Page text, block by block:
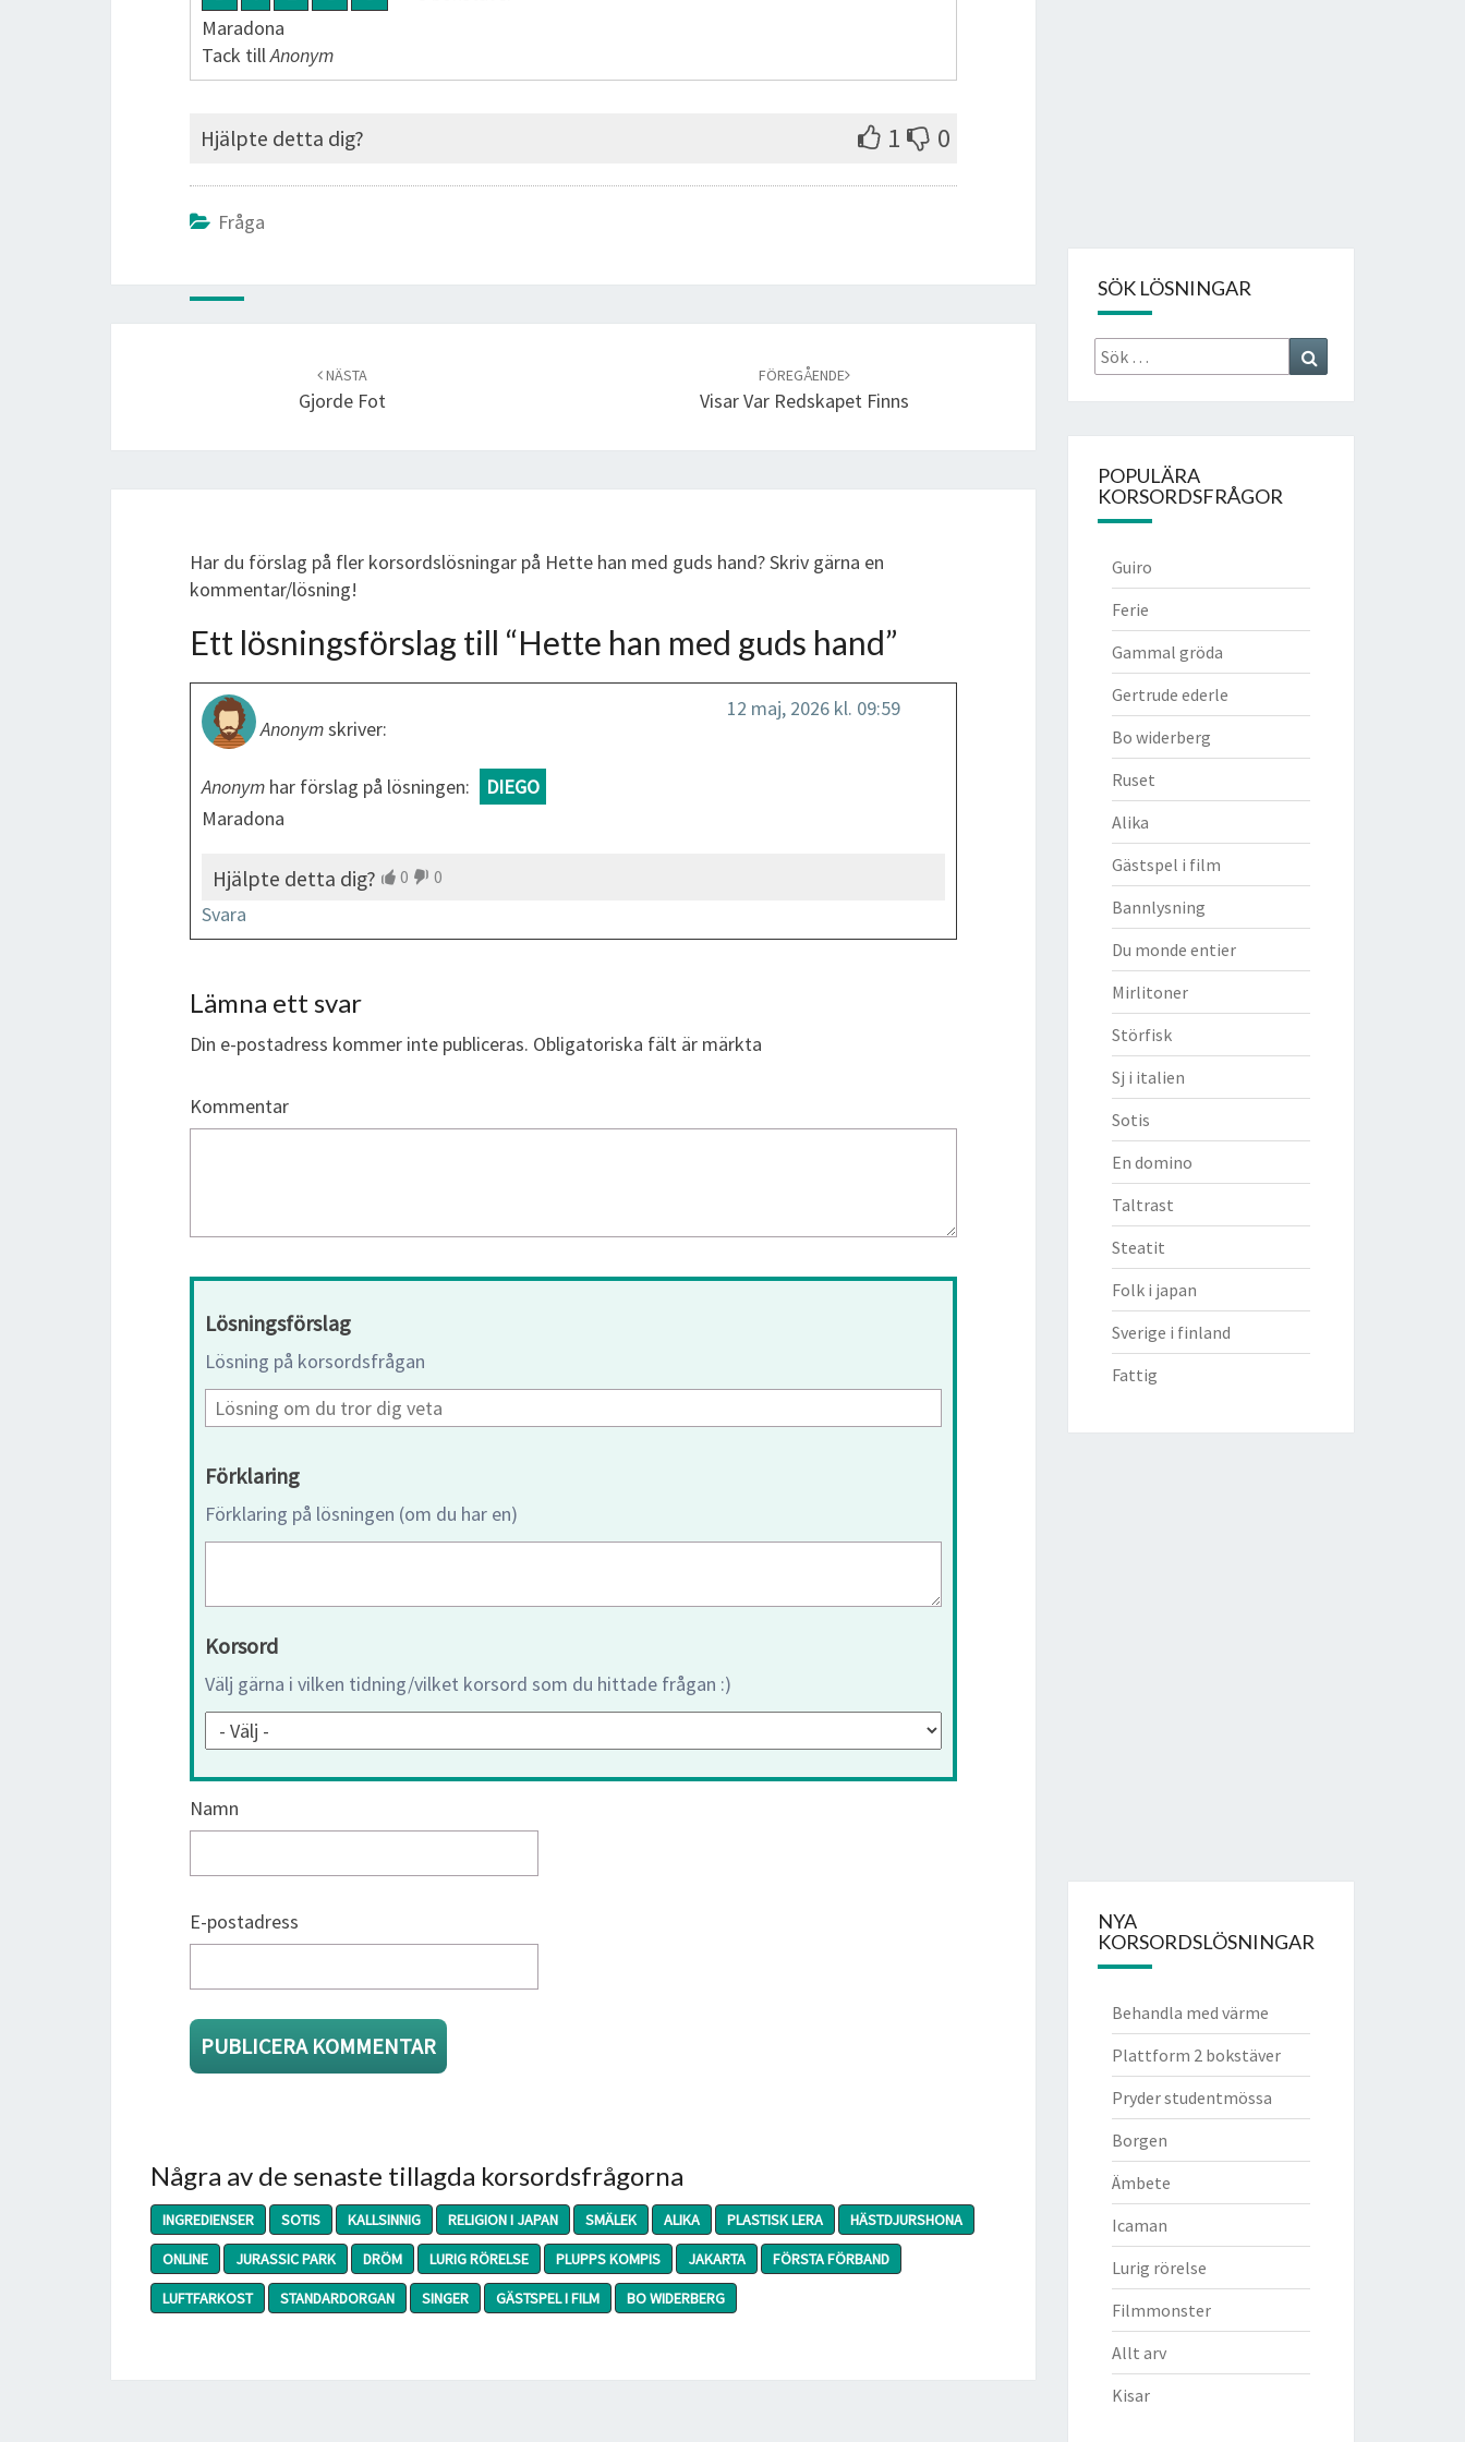
Maradona
Tack tillAnonym
Hjälpte detta dig? 1 0
Fråga
NÄSTA
Gjorde Fot
FÖREGÅENDE
Visar Var Redskapet Finns
Har du förslag på fler korsordslösningar på Hette han med guds hand? Skriv gärna en
kommentar/lösning!
Ett lösningsförslag till “Hette han med guds hand”
Anonymskriver:
12 maj, 2026 kl. 09:59
Anonym har förslag på lösningen:
DIEGO
Maradona
Hjälpte detta dig? 0 0
Svara
Lämna ett svar
Din e-postadress kommer inte publiceras. Obligatoriska fält är märkta
Kommentar
Lösningsförslag
Lösning på korsordsfrågan
Förklaring
Förklaring på lösningen (om du har en)
Korsord
Välj gärna i vilken tidning/vilket korsord som du hittade frågan :)
Namn
E-postadress
Några av de senaste tillagda korsordsfrågorna
INGREDIENSER SOTIS KALLSINNIG RELIGION I JAPAN SMÄLEK ALIKA PLASTISK LERA
HÄSTDJURSHONA
ONLINE
JURASSIC PARK DRÖM LURIG RÖRELSE PLUPPS KOMPIS JAKARTA
FÖRSTA FÖRBAND
LUFTFARKOST
STANDARDORGAN SINGER GÄSTSPEL I FILM BO WIDERBERG
SÖK LÖSNINGAR
Sök
efter:
POPULÄRA
KORSORDSFRÅGOR
Guiro
Ferie
Gammal gröda
Gertrude ederle
Bo widerberg
Ruset
Alika
Gästspel i film
Bannlysning
Du monde entier
Mirlitoner
Störfisk
Sj i italien
Sotis
En domino
Taltrast
Steatit
Folk i japan
Sverige i finland
Fattig
NYA
KORSORDSLÖSNINGAR
Behandla med värme
Plattform 2 bokstäver
Pryder studentmössa
Borgen
Ämbete
Icaman
Lurig rörelse
Filmmonster
Allt arv
Kisar